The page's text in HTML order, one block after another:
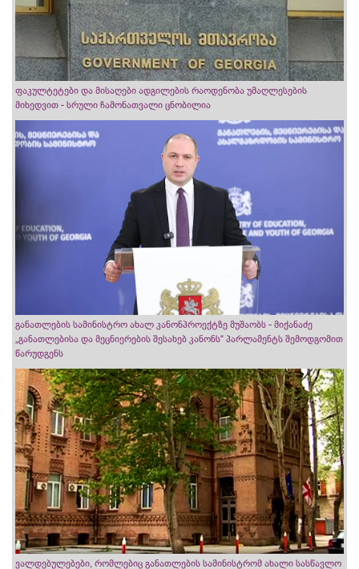
ფაკულტეტები და მისაღები ადგილების რაოდენობა უმაღლესების
მიხედვით - სრული ჩამონათვალი ცნობილია
განათლების სამინისტრო ახალ კანონპროექტზე მუშაობს - მიქანაძე
„განათლებისა და მეცნიერების შესახებ კანონს“ პარლამენტს შემოდგომით
წარუდგენს
ვალდებულებები, რომლებიც განათლების სამინისტრომ ახალი სასწავლო